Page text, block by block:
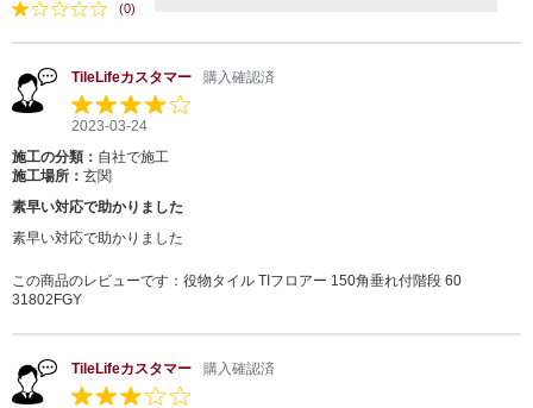
(0)
TileLifeカスタマー 購入確認済
2023-03-24
施工の分類： 自社で施工
施工場所： 玄関
素早い対応で助かりました
素早い対応で助かりました
この商品のレビューです： 役物タイル TIフロアー 150角垂れ付階段 60
31802FGY
TileLifeカスタマー 購入確認済